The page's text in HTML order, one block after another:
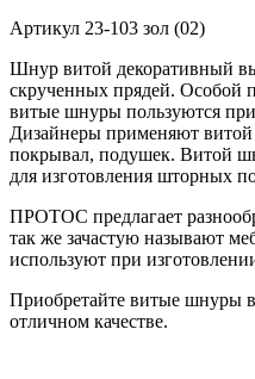
Артикул 23-103 зол (02)
Шнур витой декоративный
скрученных прядей. Особой
витые шнуры пользуются
Дизайнеры применяют
покрывал, подушек. Витой
для изготовления шторных
ПРОТОС предлагает
так же зачастую называют
используют при
Приобретайте витые шнуры
отличном качестве.